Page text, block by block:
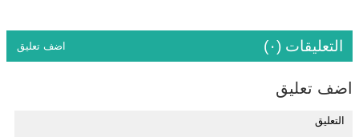
التعليقات (٠) اضف تعليق
اضف تعليق